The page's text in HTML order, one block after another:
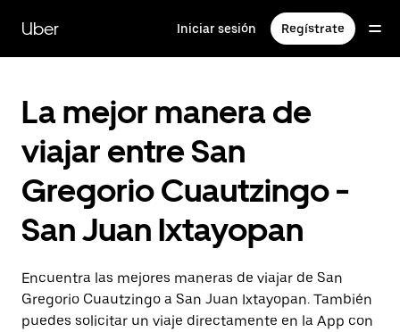
contenido
principal
Uber Iniciar sesión Regístrate
La mejor manera de
viajar entre San
Gregorio Cuautzingo -
San Juan Ixtayopan
Encuentra las mejores maneras de viajar de San
Gregorio Cuautzingo a San Juan Ixtayopan. También
puedes solicitar un viaje directamente en la App con